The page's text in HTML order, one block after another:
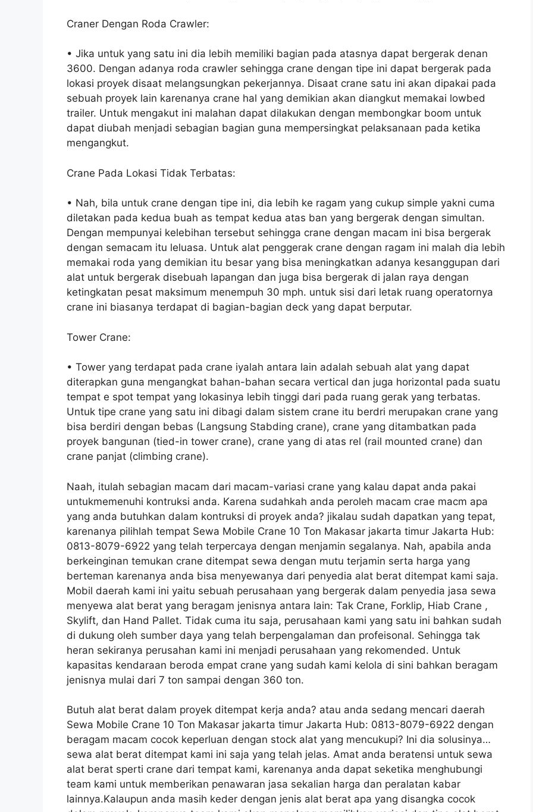
Craner Dengan Roda Crawler:
• Jika untuk yang satu ini dia lebih memiliki bagian pada atasnya dapat bergerak denan
3600. Dengan adanya roda crawler sehingga crane dengan tipe ini dapat bergerak pada
lokasi proyek disaat melangsungkan pekerjannya. Disaat crane satu ini akan dipakai pada
sebuah proyek lain karenanya crane hal yang demikian akan diangkut memakai lowbed
trailer. Untuk mengakut ini malahan dapat dilakukan dengan membongkar boom untuk
dapat diubah menjadi sebagian bagian guna mempersingkat pelaksanaan pada ketika
mengangkut.
Crane Pada Lokasi Tidak Terbatas:
• Nah, bila untuk crane dengan tipe ini, dia lebih ke ragam yang cukup simple yakni cuma
diletakan pada kedua buah as tempat kedua atas ban yang bergerak dengan simultan.
Dengan mempunyai kelebihan tersebut sehingga crane dengan macam ini bisa bergerak
dengan semacam itu leluasa. Untuk alat penggerak crane dengan ragam ini malah dia lebih
memakai roda yang demikian itu besar yang bisa meningkatkan adanya kesanggupan dari
alat untuk bergerak disebuah lapangan dan juga bisa bergerak di jalan raya dengan
ketingkatan pesat maksimum menempuh 30 mph. untuk sisi dari letak ruang operatornya
crane ini biasanya terdapat di bagian-bagian deck yang dapat berputar.
Tower Crane:
• Tower yang terdapat pada crane iyalah antara lain adalah sebuah alat yang dapat
diterapkan guna mengangkat bahan-bahan secara vertical dan juga horizontal pada suatu
tempat e spot tempat yang lokasinya lebih tinggi dari pada ruang gerak yang terbatas.
Untuk tipe crane yang satu ini dibagi dalam sistem crane itu berdri merupakan crane yang
bisa berdiri dengan bebas (Langsung Stabding crane), crane yang ditambatkan pada
proyek bangunan (tied-in tower crane), crane yang di atas rel (rail mounted crane) dan
crane panjat (climbing crane).
Naah, itulah sebagian macam dari macam-variasi crane yang kalau dapat anda pakai
untukmemenuhi kontruksi anda. Karena sudahkah anda peroleh macam crae macm apa
yang anda butuhkan dalam kontruksi di proyek anda? jikalau sudah dapatkan yang tepat,
karenanya pilihlah tempat Sewa Mobile Crane 10 Ton Makasar jakarta timur Jakarta Hub:
0813-8079-6922 yang telah terpercaya dengan menjamin segalanya. Nah, apabila anda
berkeinginan temukan crane ditempat sewa dengan mutu terjamin serta harga yang
berteman karenanya anda bisa menyewanya dari penyedia alat berat ditempat kami saja.
Mobil daerah kami ini yaitu sebuah perusahaan yang bergerak dalam penyedia jasa sewa
menyewa alat berat yang beragam jenisnya antara lain: Tak Crane, Forklip, Hiab Crane ,
Skylift, dan Hand Pallet. Tidak cuma itu saja, perusahaan kami yang satu ini bahkan sudah
di dukung oleh sumber daya yang telah berpengalaman dan profeisonal. Sehingga tak
heran sekiranya perusahan kami ini menjadi perusahaan yang rekomended. Untuk
kapasitas kendaraan beroda empat crane yang sudah kami kelola di sini bahkan beragam
jenisnya mulai dari 7 ton sampai dengan 360 ton.
Butuh alat berat dalam proyek ditempat kerja anda? atau anda sedang mencari daerah
Sewa Mobile Crane 10 Ton Makasar jakarta timur Jakarta Hub: 0813-8079-6922 dengan
beragam macam cocok keperluan dengan stock alat yang mencukupi? Ini dia solusinya…
sewa alat berat ditempat kami ini saja yang telah jelas. Amat anda beratensi untuk sewa
alat berat sperti crane dari tempat kami, karenanya anda dapat seketika menghubungi
team kami untuk memberikan penawaran jasa sekalian harga dan peralatan kabar
lainnya.Kalaupun anda masih keder dengan jenis alat berat apa yang disangka cocok